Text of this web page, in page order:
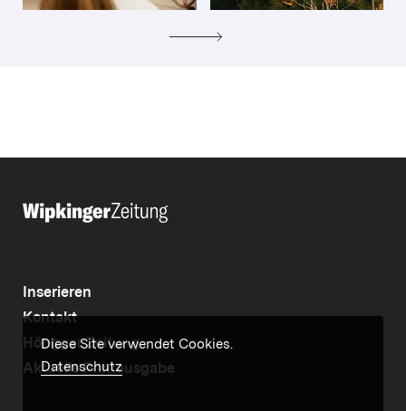
Inserieren
Kontakt
Höngger Zeitung
Aktuelle Printausgabe
Diese Site verwendet Cookies.
Datenschutz